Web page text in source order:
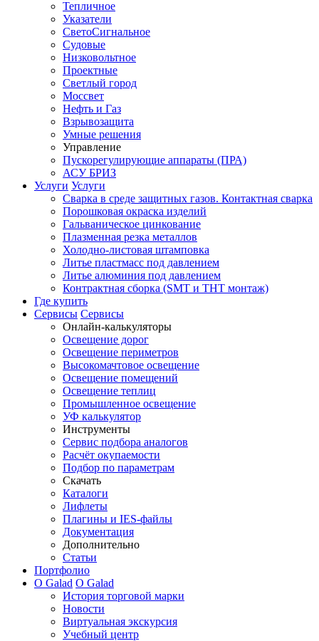
Тепличное
Указатели
СветоСигнальное
Судовые
Низковольтное
Проектные
Светлый город
Моссвет
Нефть и Газ
Взрывозащита
Умные решения
Управление
Пускорегулирующие аппараты (ПРА)
АСУ БРИЗ
Услуги Услуги
Сварка в среде защитных газов. Контактная сварка
Порошковая окраска изделий
Гальваническое цинкование
Плазменная резка металлов
Холодно-листовая штамповка
Литье пластмасс под давлением
Литье алюминия под давлением
Контрактная сборка (SMT и THT монтаж)
Где купить
Сервисы Сервисы
Онлайн-калькуляторы
Освещение дорог
Освещение периметров
Высокомачтовое освещение
Освещение помещений
Освещение теплиц
Промышленное освещение
УФ калькулятор
Инструменты
Сервис подбора аналогов
Расчёт окупаемости
Подбор по параметрам
Скачать
Каталоги
Лифлеты
Плагины и IES-файлы
Документация
Дополнительно
Статьи
Портфолио
О Galad О Galad
История торговой марки
Новости
Виртуальная экскурсия
Учебный центр